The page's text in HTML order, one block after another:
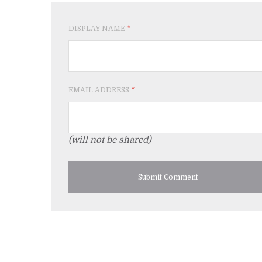
DISPLAY NAME *
EMAIL ADDRESS *
(will not be shared)